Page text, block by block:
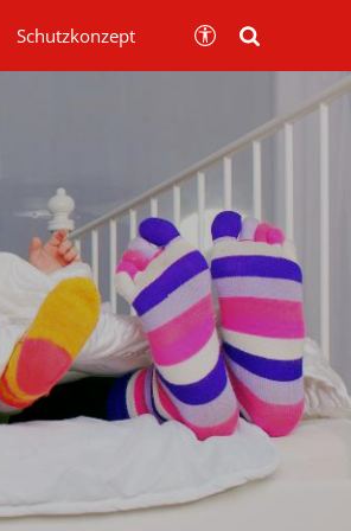
Schutzkonzept